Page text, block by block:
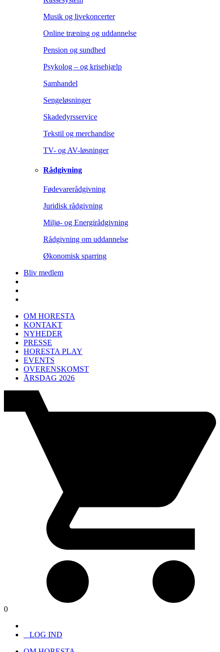
Musik og livekoncerter
Online træning og uddannelse
Pension og sundhed
Psykolog – og krisehjælp
Samhandel
Sengeløsninger
Skadedyrsservice
Tekstil og merchandise
TV- og AV-løsninger
Rådgivning
Fødevarerådgivning
Juridisk rådgivning
Miljø- og Energirådgivning
Rådgivning om uddannelse
Økonomisk sparring
Bliv medlem
OM HORESTA
KONTAKT
NYHEDER
PRESSE
HORESTA PLAY
EVENTS
OVERENSKOMST
ÅRSDAG 2026
0
LOG IND